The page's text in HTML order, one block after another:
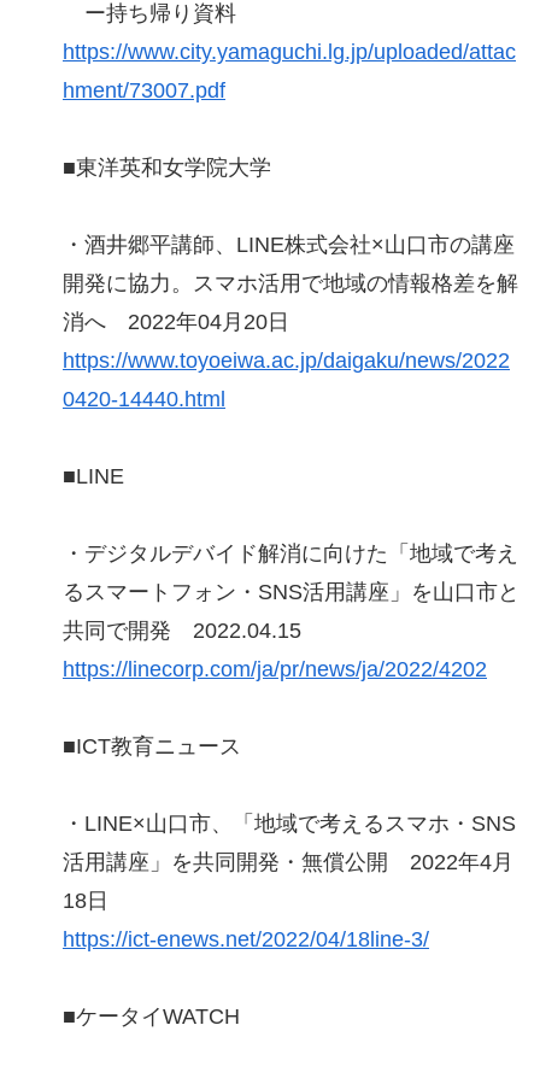
ー持ち帰り資料
https://www.city.yamaguchi.lg.jp/uploaded/attac
hment/73007.pdf
■東洋英和女学院大学
・酒井郷平講師、LINE株式会社×山口市の講座
開発に協力。スマホ活用で地域の情報格差を解
消へ 2022年04月20日
https://www.toyoeiwa.ac.jp/daigaku/news/2022
0420-14440.html
■LINE
・デジタルデバイド解消に向けた「地域で考え
るスマートフォン・SNS活用講座」を山口市と
共同で開発 2022.04.15
https://linecorp.com/ja/pr/news/ja/2022/4202
■ICT教育ニュース
・LINE×山口市、「地域で考えるスマホ・SNS
活用講座」を共同開発・無償公開 2022年4月
18日
https://ict-enews.net/2022/04/18line-3/
■ケータイWATCH